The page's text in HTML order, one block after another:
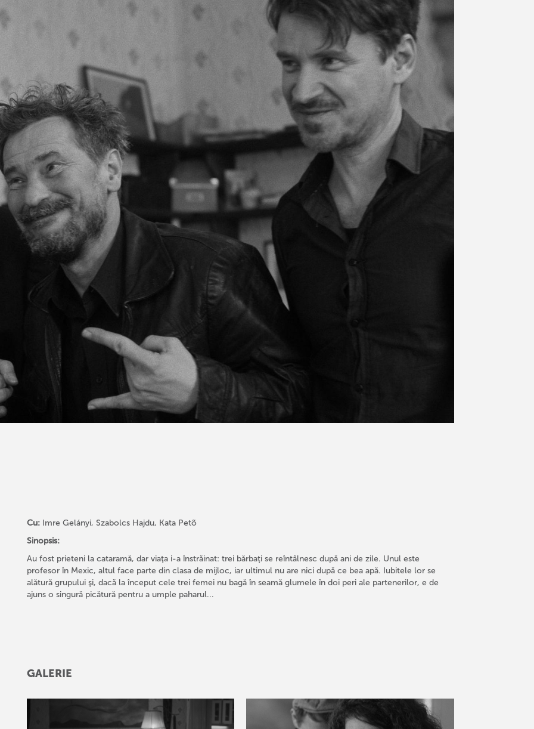
Cu:Imre Gelányi, Szabolcs Hajdu, Kata Petõ
Sinopsis:
Au fost prieteni la cataramă, dar viaţa i-a înstrăinat: trei bărbaţi se reîntâlnesc după ani de zile. Unul este
profesor în Mexic, altul face parte din clasa de mijloc, iar ultimul nu are nici după ce bea apă. Iubitele lor se
alătură grupului şi, dacă la început cele trei femei nu bagă în seamă glumele în doi peri ale partenerilor, e de
ajuns o singură picătură pentru a umple paharul...
GALERIE